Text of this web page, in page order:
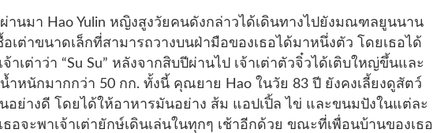
านมา Hao Yulin หญิงสูงวัยคนดังกล่าวได้เดินทางไปยังมณฑลยูนนาน
อเต่าขนาดเล็กที่สามารถวางบนฝ่ามือของเธอได้มาหนึ่งตัว โดยเธอได้
าเต่าว่า “Su Su” หลังจากสิบปีผ่านไป เจ้าเต่าตัวจิ๋วได้เติบใหญ่ขึ้นและ
ำหนักมากกว่า 50 กก. ทั้งนี้ คุณยาย Hao ในวัย 83 ปี ยังคงเลี้ยงดูสัตว์
นอย่างดี โดยได้ให้อาหารมันอย่าง ส้ม แอปเปิ้ล ไข่ และขนมปังในแต่ละ
อจะพาเจ้าเต่ายักษ์เดินเล่นในทุกๆ เช้าอีกด้วย ขณะที่เพื่อนบ้านของเธอ